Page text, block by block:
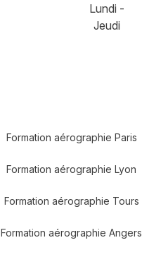
Lundi -
Jeudi
Formation aérographie Paris
Formation aérographie Lyon
Formation aérographie Tours
Formation aérographie Angers